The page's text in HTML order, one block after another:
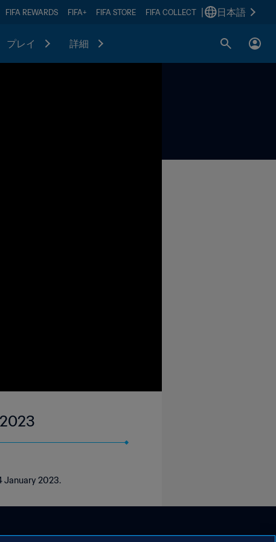
FIFA REWARDS FIFA+ FIFA STORE FIFA COLLECT 日本語
プレイ 詳細
January 2023.